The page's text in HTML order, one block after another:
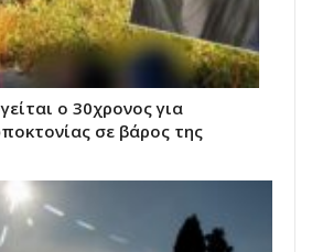
ο 30χρονος για
σε βάρος της